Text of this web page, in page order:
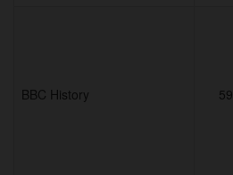
BBC History 59